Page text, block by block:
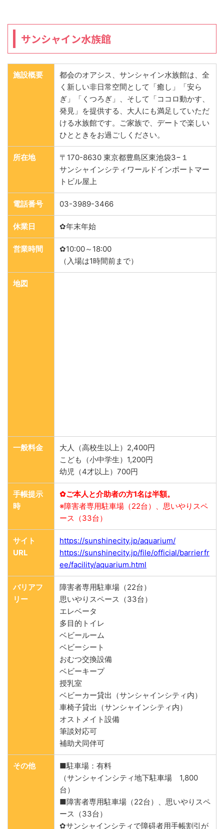
サンシャイン水族館
施設概要
都会のオアシス、サンシャイン水族館は、全
く新しい非日常空間として「癒し」「安ら
ぎ」「くつろぎ」、そして「ココロ動かす、
発見」を提供する、大人にも満足していただ
ける水族館です。ご家族で、デートで楽しい
ひとときをお過ごしください。
所在地
〒170-8630 東京都豊島区東池袋3−１
サンシャインシティワールドインポートマー
トビル屋上
電話番号 03-3989-3466
休業日 ✿年末年始
営業時間
✿10:00～18:00
（入場は1時間前まで）
地図
一般料金
大人（高校生以上）2,400円
こども（小中学生）1,200円
幼児（4才以上）700円
手帳提示
時
✿ご本人と介助者の方1名は半額。
※障害者専用駐車場（22台）、思いやりスペ
ース（33台）
サイト
URL
https://sunshinecity.jp/aquarium/
https://sunshinecity.jp/file/official/barrierfr
ee/facility/aquarium.html
バリアフ
リー
障害者専用駐車場（22台）
思いやりスペース（33台）
エレベータ
多目的トイレ
ベビールーム
ベビーシート
おむつ交換設備
ベビーキープ
授乳室
ベビーカー貸出（サンシャインシティ内）
車椅子貸出（サンシャインシティ内）
オストメイト設備
筆談対応可
補助犬同伴可
その他
■駐車場：有料
（サンシャインシティ地下駐車場 1,800
台）
■障害者専用駐車場（22台）、思いやりスペ
ース（33台）
✿サンシャインシティで障碍者用手帳割引が